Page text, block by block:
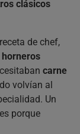
clásicos
de chef,
horneros
carne
volvían al
Un
porque